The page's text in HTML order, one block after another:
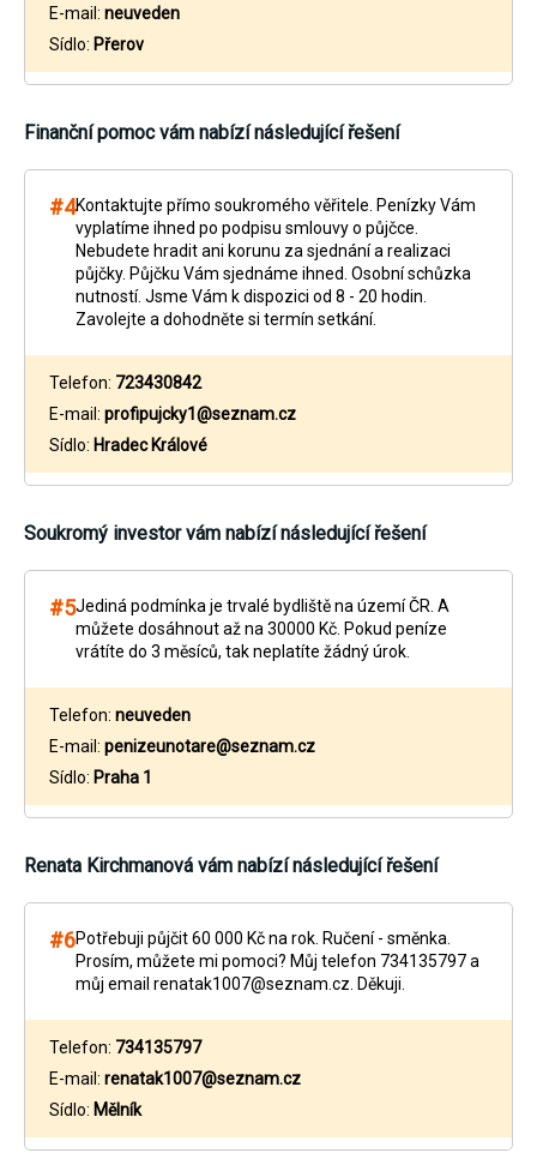
E-mail: neuveden
Sídlo: Přerov
Finanční pomocvám nabízí následující řešení
#4Kontaktujte přímo soukromého věřitele. Penízky Vám
vyplatíme ihned po podpisu smlouvy o půjčce.
Nebudete hradit ani korunu za sjednání a realizaci
půjčky. Půjčku Vám sjednáme ihned. Osobní schůzka
nutností. Jsme Vám k dispozici od 8 - 20 hodin.
Zavolejte a dohodněte si termín setkání.
Telefon: 723430842
E-mail: profipujcky1@seznam.cz
Sídlo: Hradec Králové
Soukromý investorvám nabízí následující řešení
#5Jediná podmínka je trvalé bydliště na území ČR. A
můžete dosáhnout až na 30000 Kč. Pokud peníze
vrátíte do 3 měsíců, tak neplatíte žádný úrok.
Telefon: neuveden
E-mail: penizeunotare@seznam.cz
Sídlo: Praha 1
Renata Kirchmanová vám nabízí následující řešení
#6Potřebuji půjčit 60 000 Kč na rok. Ručení - směnka.
Prosím, můžete mi pomoci? Můj telefon 734135797 a
můj email renatak1007@seznam.cz. Děkuji.
Telefon: 734135797
E-mail: renatak1007@seznam.cz
Sídlo: Mělník